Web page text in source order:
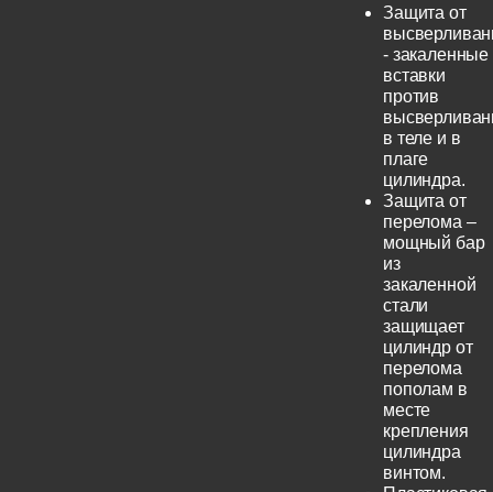
Защита от
- закаленные
вставки
против
в теле и в
плаге
цилиндра.
Защита от
перелома –
мощный бар
из
закаленной
стали
защищает
цилиндр от
перелома
пополам в
месте
крепления
цилиндра
винтом.